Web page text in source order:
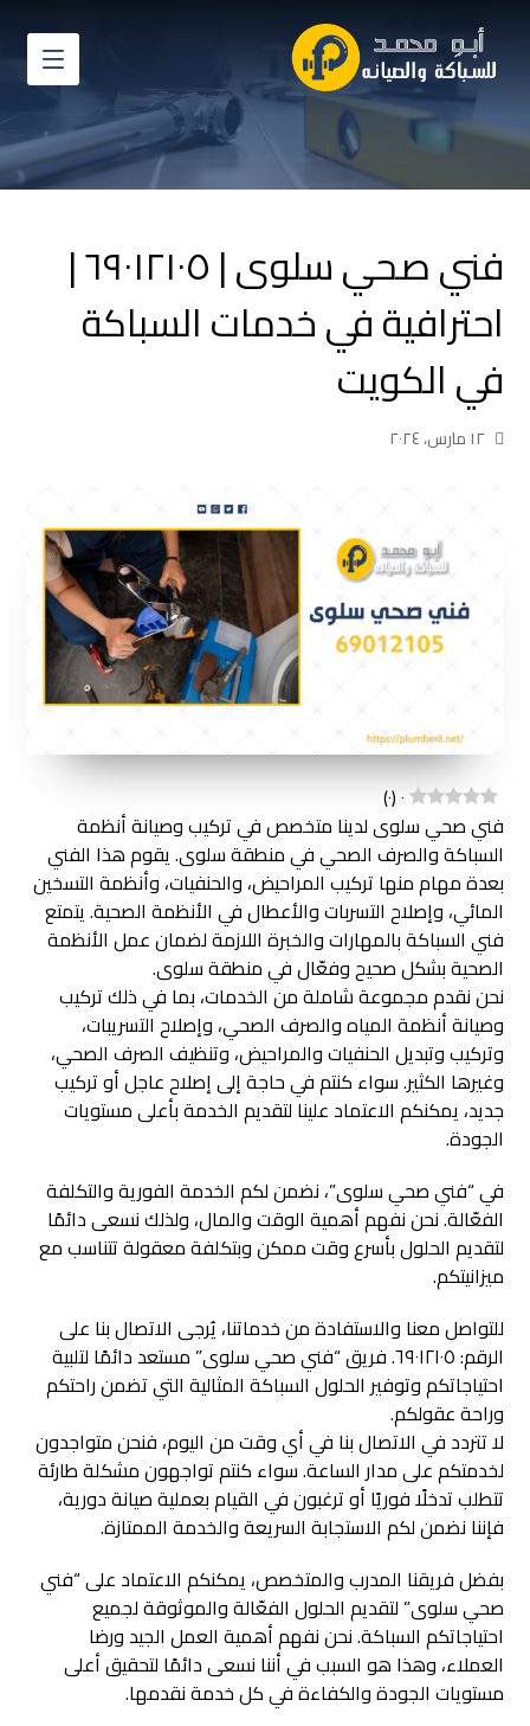
فني صحي سلوى | ٦٩٠١٢١٠٥ |
احترافية في خدمات السباكة
في الكويت
١٢ مارس، ٢٠٢٤
٠(٠)
فني صحي سلوى لدينا متخصص في تركيب وصيانة أنظمة
السباكة والصرف الصحي في منطقة سلوى. يقوم هذا الفني
بعدة مهام منها تركيب المراحيض، والحنفيات، وأنظمة التسخين
المائي، وإصلاح التسربات والأعطال في الأنظمة الصحية. يتمتع
فني السباكة بالمهارات والخبرة اللازمة لضمان عمل الأنظمة
الصحية بشكل صحيح وفعّال في منطقة سلوى.
نحن نقدم مجموعة شاملة من الخدمات، بما في ذلك تركيب
وصيانة أنظمة المياه والصرف الصحي، وإصلاح التسريبات،
وتركيب وتبديل الحنفيات والمراحيض، وتنظيف الصرف الصحي،
وغيرها الكثير. سواء كنتم في حاجة إلى إصلاح عاجل أو تركيب
جديد، يمكنكم الاعتماد علينا لتقديم الخدمة بأعلى مستويات
الجودة.
في “فني صحي سلوى”، نضمن لكم الخدمة الفورية والتكلفة
الفعّالة. نحن نفهم أهمية الوقت والمال، ولذلك نسعى دائمًا
لتقديم الحلول بأسرع وقت ممكن وبتكلفة معقولة تتناسب مع
ميزانيتكم.
للتواصل معنا والاستفادة من خدماتنا، يُرجى الاتصال بنا على
الرقم: ٦٩٠١٢١٠٥. فريق “فني صحي سلوى” مستعد دائمًا لتلبية
احتياجاتكم وتوفير الحلول السباكة المثالية التي تضمن راحتكم
وراحة عقولكم.
لا تتردد في الاتصال بنا في أي وقت من اليوم، فنحن متواجدون
لخدمتكم على مدار الساعة. سواء كنتم تواجهون مشكلة طارئة
تتطلب تدخلًا فوريًا أو ترغبون في القيام بعملية صيانة دورية،
فإننا نضمن لكم الاستجابة السريعة والخدمة الممتازة.
بفضل فريقنا المدرب والمتخصص، يمكنكم الاعتماد على “فني
صحي سلوى” لتقديم الحلول الفعّالة والموثوقة لجميع
احتياجاتكم السباكة. نحن نفهم أهمية العمل الجيد ورضا
العملاء، وهذا هو السبب في أننا نسعى دائمًا لتحقيق أعلى
مستويات الجودة والكفاءة في كل خدمة نقدمها.